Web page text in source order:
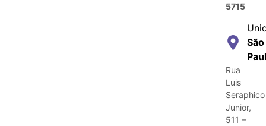
5715
São
Rua
Luis
Seraphico
Junior,
511 –